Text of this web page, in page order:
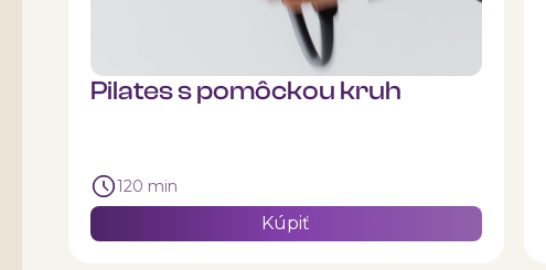
Pilates s pomôckou kruh
120 min
Kúpiť